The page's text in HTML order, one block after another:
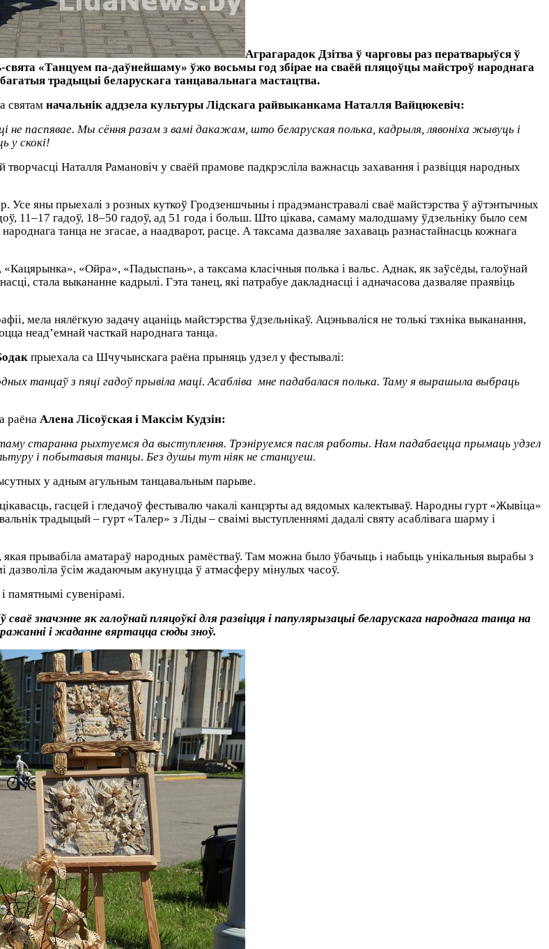
Аграгарадок Дзітва ў чарговы раз ператварыўся ў
«Танцуем па-даўнейшаму» ўжо восьмы год збірае на сваёй пляцоўцы майстроў народнага
традыцыі беларускага танцавальнага мастацтва.
святам начальнік аддзела культуры Лідскага райвыканкама Наталля Вайцюкевіч:
не паспявае. Мы сёння разам з вамі дакажам, што беларуская полька, кадрыля, лявоніха жывуць і
у скокі!
Наталля Рамановіч у сваёй прамове падкрэсліла важнасць захавання і развіцця народных
Усе яны прыехалі з розных куткоў Гродзеншчыны і прадэманстравалі сваё майстэрства ў аўтэнтычных
11–17 гадоў, 18–50 гадоў, ад 51 года і больш. Што цікава, самаму малодшаму ўдзельніку было сем
танца не згасае, а наадварот, расце. А таксама дазваляе захаваць разнастайнасць кожнага
«Ойра», «Падыспань», а таксама класічныя полька і вальс. Аднак, як заўсёды, галоўнай
стала выкананне кадрылі. Гэта танец, які патрабуе дакладнасці і адначасова дазваляе праявіць
мела нялёгкую задачу ацаніць майстэрства ўдзельнікаў. Ацэньваліся не толькі тэхніка выканання,
неад’емнай часткай народнага танца.
прыехала са Шчучынскага раёна прыняць удзел у фестывалі:
танцаў з пяці гадоў прывіла маці. Асабліва мне падабалася полька. Таму я вырашыла выбраць
раёна Алена Лісоўская і Максім Кудзін:
старанна рыхтуемся да выступлення. Трэніруемся пасля работы. Нам падабаецца прымаць удзел
і побытавыя танцы. Без душы тут ніяк не станцуеш.
у адным агульным танцавальным парыве.
гасцей і гледачоў фестывалю чакалі канцэрты ад вядомых калектываў. Народны гурт «Жывіца»
традыцый – гурт «Талер» з Ліды – сваімі выступленнямі дадалі святу асаблівага шарму і
прывабіла аматараў народных рамёстваў. Там можна было ўбачыць і набыць унікальныя вырабы з
дазволіла ўсім жадаючым акунуцца ў атмасферу мінулых часоў.
сувенірамі.
значэнне як галоўнай пляцоўкі для развіцця і папулярызацыі беларускага народнага танца на
і жаданне вяртацца сюды зноў.